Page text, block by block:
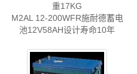
重17KG
M2AL 12-200WFR施耐德蓄电
池12V58AH设计寿命10年